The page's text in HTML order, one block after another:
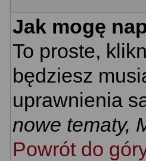
Jak mogę
To proste,
będziesz
uprawnienia
nowe tematy,
Powrót do